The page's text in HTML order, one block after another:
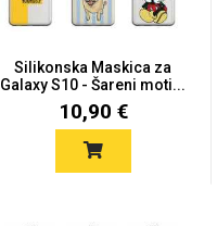
Silikonska Maskica za
Galaxy S10 - Šareni moti...
10,90 €